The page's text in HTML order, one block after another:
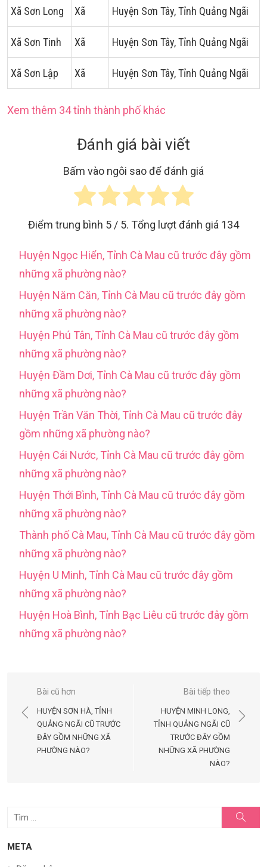
Xã Sơn Long Xã Huyện Sơn Tây, Tỉnh Quảng Ngãi
Xã Sơn Tinh Xã Huyện Sơn Tây, Tỉnh Quảng Ngãi
Xã Sơn Lập Xã Huyện Sơn Tây, Tỉnh Quảng Ngãi
Xem thêm 34 tỉnh thành phố khác
Đánh giá bài viết
Bấm vào ngôi sao để đánh giá
Điểm trung bình 5 / 5. Tổng lượt đánh giá 134
Huyện Ngọc Hiển, Tỉnh Cà Mau cũ trước đây gồm
những xã phường nào?
Huyện Năm Căn, Tỉnh Cà Mau cũ trước đây gồm
những xã phường nào?
Huyện Phú Tân, Tỉnh Cà Mau cũ trước đây gồm
những xã phường nào?
Huyện Đầm Dơi, Tỉnh Cà Mau cũ trước đây gồm
những xã phường nào?
Huyện Trần Văn Thời, Tỉnh Cà Mau cũ trước đây
gồm những xã phường nào?
Huyện Cái Nước, Tỉnh Cà Mau cũ trước đây gồm
những xã phường nào?
Huyện Thới Bình, Tỉnh Cà Mau cũ trước đây gồm
những xã phường nào?
Thành phố Cà Mau, Tỉnh Cà Mau cũ trước đây gồm
những xã phường nào?
Huyện U Minh, Tỉnh Cà Mau cũ trước đây gồm
những xã phường nào?
Huyện Hoà Bình, Tỉnh Bạc Liêu cũ trước đây gồm
những xã phường nào?
Điều
hướng
viết
Bài cũ hơn
HUYỆN SƠN HÀ, TỈNH
QUẢNG NGÃI CŨ TRƯỚC
ĐÂY GỒM NHỮNG XÃ
PHƯỜNG NÀO?
Bài tiếp theo
HUYỆN MINH LONG,
TỈNH QUẢNG NGÃI CŨ
TRƯỚC ĐÂY GỒM
NHỮNG XÃ PHƯỜNG
NÀO?
Tìm
quả
kiếm
META